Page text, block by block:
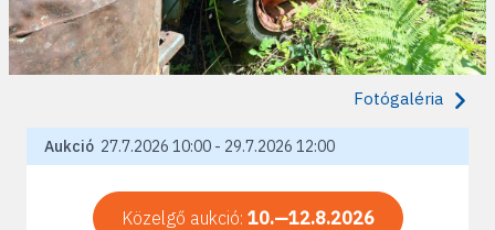
Fotógaléria
Aukció 27.7.2026 10:00 - 29.7.2026 12:00
Közelgő aukció: 10.—12.8.2026